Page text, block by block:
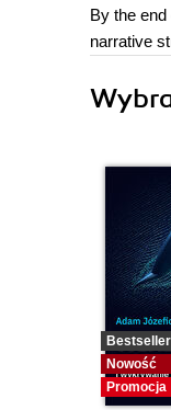
By the
narrative
Bestseller
Nowość
Promocja